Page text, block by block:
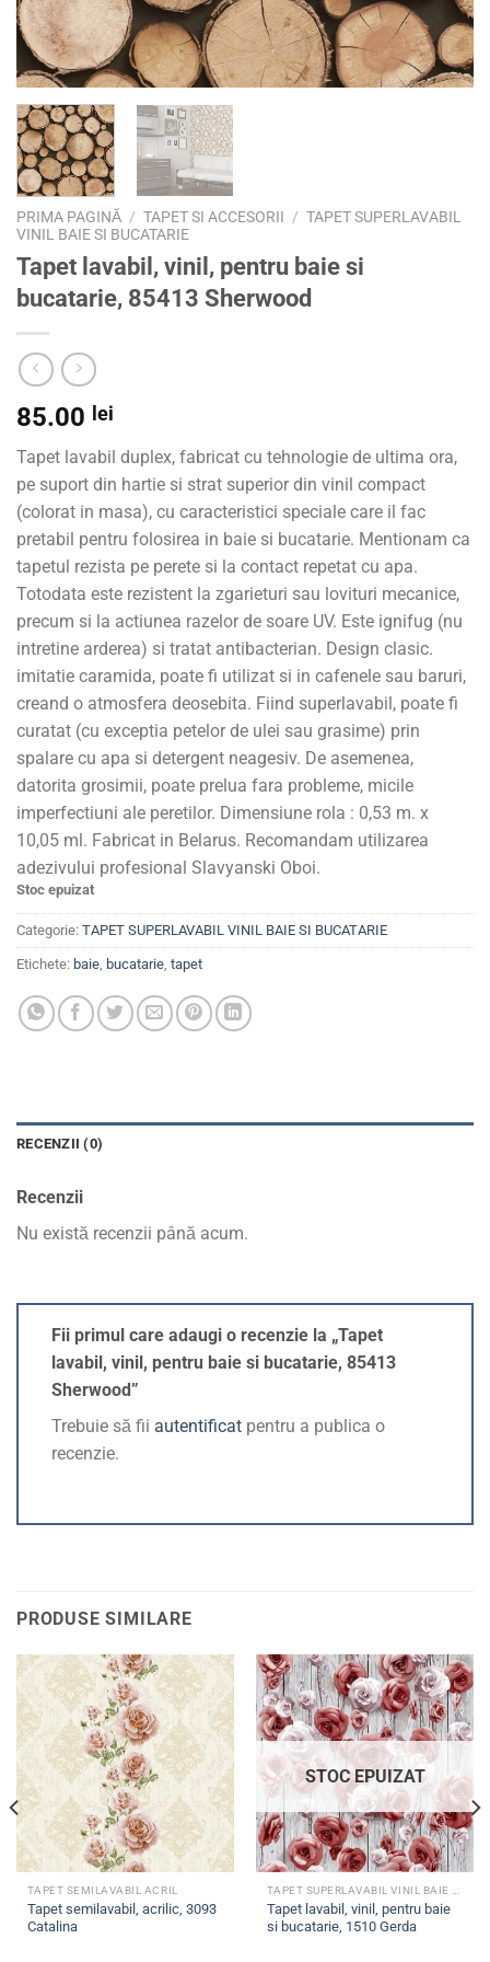
PRIMA PAGINĂ / TAPET SI ACCESORII / TAPET SUPERLAVABIL
VINIL BAIE SI BUCATARIE
Tapet lavabil, vinil, pentru baie si
bucatarie, 85413 Sherwood
85.00 lei
Tapet lavabil duplex, fabricat cu tehnologie de ultima ora,
pe suport din hartie si strat superior din vinil compact
(colorat in masa), cu caracteristici speciale care il fac
pretabil pentru folosirea in baie si bucatarie. Mentionam ca
tapetul rezista pe perete si la contact repetat cu apa.
Totodata este rezistent la zgarieturi sau lovituri mecanice,
precum si la actiunea razelor de soare UV. Este ignifug (nu
intretine arderea) si tratat antibacterian. Design clasic.
imitatie caramida, poate fi utilizat si in cafenele sau baruri,
creand o atmosfera deosebita. Fiind superlavabil, poate fi
curatat (cu exceptia petelor de ulei sau grasime) prin
spalare cu apa si detergent neagesiv. De asemenea,
datorita grosimii, poate prelua fara probleme, micile
imperfectiuni ale peretilor. Dimensiune rola : 0,53 m. x
10,05 ml. Fabricat in Belarus. Recomandam utilizarea
adezivului profesional Slavyanski Oboi.
Stoc epuizat
Categorie: TAPET SUPERLAVABIL VINIL BAIE SI BUCATARIE
Etichete: baie, bucatarie, tapet
RECENZII (0)
Recenzii
Nu există recenzii până acum.
Fii primul care adaugi o recenzie la „Tapet
lavabil, vinil, pentru baie si bucatarie, 85413
Sherwood”
Trebuie să fii autentificat pentru a publica o
recenzie.
PRODUSE SIMILARE
TAPET SEMILAVABIL ACRIL
Tapet semilavabil, acrilic, 3093
Catalina
STOC EPUIZAT
Tapet lavabil, vinil, pentru baie
si bucatarie, 1510 Gerda